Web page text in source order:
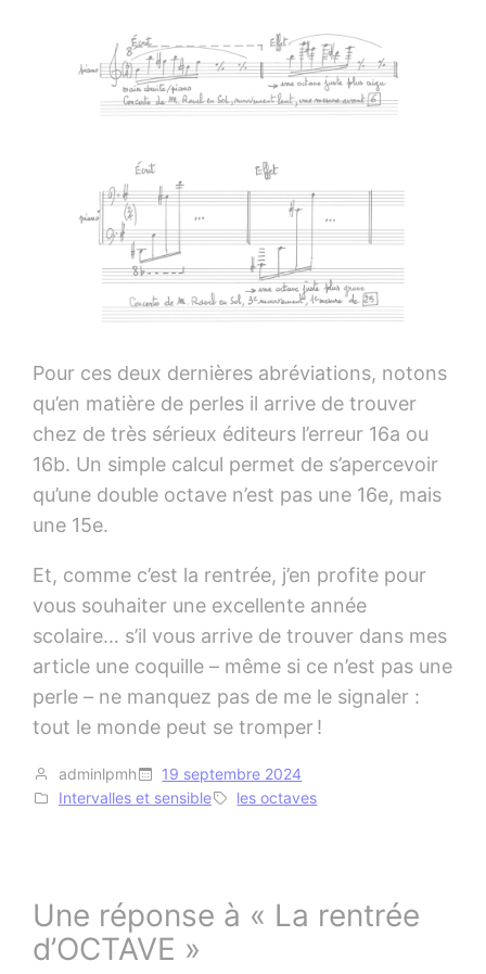
Pour ces deux dernières abréviations, notons
qu’en matière de perles il arrive de trouver
chez de très sérieux éditeurs l’erreur 16a ou
16b. Un simple calcul permet de s’apercevoir
qu’une double octave n’est pas une 16e, mais
une 15e.
Et, comme c’est la rentrée, j’en profite pour
vous souhaiter une excellente année
scolaire… s’il vous arrive de trouver dans mes
article une coquille – même si ce n’est pas une
perle – ne manquez pas de me le signaler :
tout le monde peut se tromper !
adminlpmh
19 septembre 2024
Intervalles et sensible
les octaves
Une réponse à « La rentrée
d’OCTAVE »